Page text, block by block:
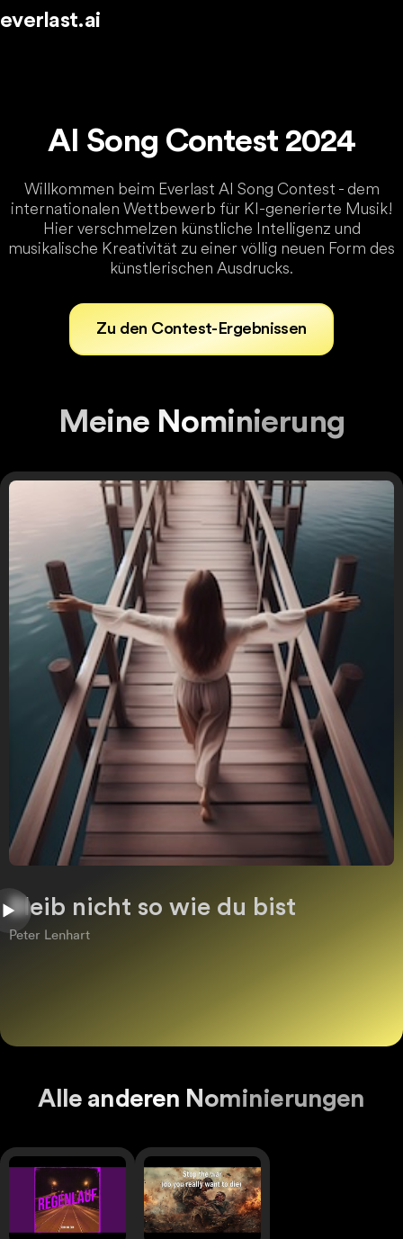
everlast.ai
AI Song Contest 2024
Willkommen beim Everlast AI Song Contest - dem
internationalen Wettbewerb für KI-generierte Musik!
Hier verschmelzen künstliche Intelligenz und
musikalische Kreativität zu einer völlig neuen Form des
künstlerischen Ausdrucks.
Zu den Contest-Ergebnissen
Meine Nominierung
Bleib nicht so wie du bist
Peter Lenhart
Alle anderen Nominierungen